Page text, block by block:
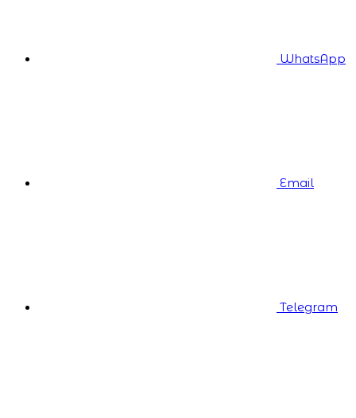
WhatsApp
Email
Telegram